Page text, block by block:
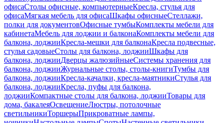
офисаСтолы офисные, компьютерныеКресла, стулья для
офисаМягкая мебель для офисаШкафы офисныеСтеллажи,
полки для документовОфисные тумбыКомплекты мебели для
кабинетаМебель для лоджии и балконаКомплекты мебели для
балкона, лоджииКресла-мешки для балконаКресла подвесные,
стулья садовыеСтолы для балкона, лоджииШкафы для
балкона, лоджииДверцы жалюзийныеСистемы хранения для
балкона, лоджииЖурнальные столы, столы-книгиТумбы для
балкона, лоджииКресла-качалки, кресла-маятникиСтулья для
балкона, лоджииКресла, пуфы для балкона,
лоджииКомпактные столы для балкона, лоджииТовары для
дома, бакалеяОсвещениеЛюстры, потолочные
светильникиТоршерыПрикроватные лампы,